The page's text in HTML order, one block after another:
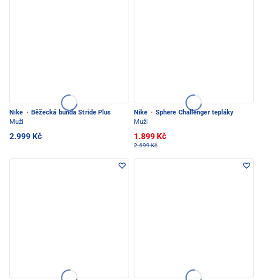
Nike · Běžecká bunda Stride Plus
Muži
2.999 Kč
Nike · Sphere Challenger tepláky
Muži
1.899 Kč
2.699 Kč